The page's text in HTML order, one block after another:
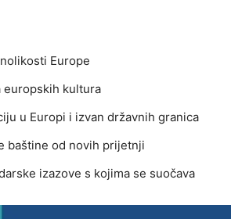
Europe
europskih kultura
u Europi i izvan državnih granica
baštine od novih prijetnji
izazove s kojima se suočava